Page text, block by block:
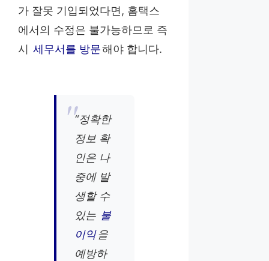
가 잘못 기입되었다면, 홈택스
에서의 수정은 불가능하므로 즉
시 세무서를 방문해야 합니다.
“정확한
정보 확
인은 나
중에 발
생할 수
있는 불
이익을
예방하